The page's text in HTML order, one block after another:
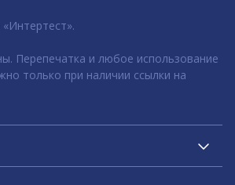
Перепечатка и любое использование
только при наличии ссылки на